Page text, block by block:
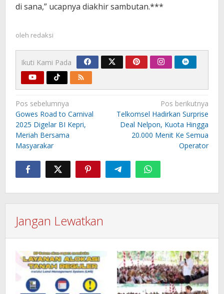
di sana,” ucapnya diakhir sambutan.***
oleh redaksi
Ikuti Kami Pada
Navigasi
pos
Pos sebelumnya
Gowes Road to Carnival
2025 Digelar BI Kepri,
Meriah Bersama
Masyarakar
Pos berikutnya
Telkomsel Hadirkan Surprise
Deal Nelpon, Kuota Hingga
20.000 Menit Ke Semua
Operator
Jangan Lewatkan